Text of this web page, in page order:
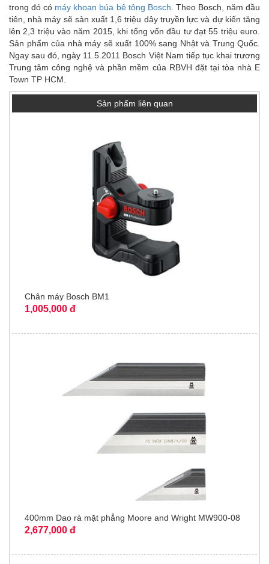
trong đó có máy khoan búa bê tông Bosch . Theo Bosch, năm đầu
tiên, nhà máy sẽ sản xuất 1,6 triệu dây truyền lực và dự kiến tăng
lên 2,3 triệu vào năm 2015, khi tổng vốn đầu tư đạt 55 triệu euro.
Sản phẩm của nhà máy sẽ xuất 100% sang Nhật và Trung Quốc.
Ngay sau đó, ngày 11.5.2011 Bosch Việt Nam tiếp tục khai trương
Trung tâm công nghệ và phần mềm của RBVH đặt tại tòa nhà E
Town TP HCM.
Sản phẩm liên quan
Chân máy Bosch BM1
1,005,000 đ
400mm Dao rà mặt phẳng Moore and Wright MW900-08
2,677,000 đ